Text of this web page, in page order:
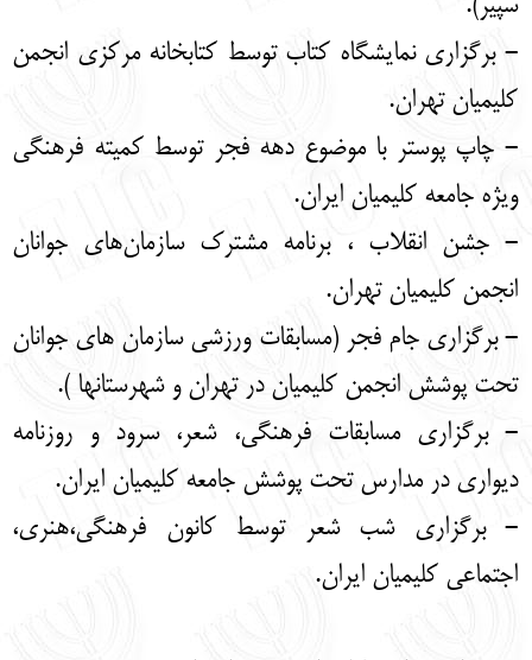
سپیر).
- برگزاری نمایشگاه کتاب توسط کتابخانه مرکزی انجمن
کلیمیان تهران.
- چاپ پوستر با موضوع دهه فجر توسط کمیته فرهنگی
ویژه جامعه کلیمیان ایران.
- جشن انقلاب ، برنامه مشترک سازمان‌های جوانان
انجمن کلیمیان تهران.
- برگزاری جام فجر (مسابقات ورزشی سازمان های جوانان
تحت پوشش انجمن کلیمیان در تهران و شهرستانها ).
- برگزاری مسابقات فرهنگی، شعر، سرود و روزنامه
دیواری در مدارس تحت پوشش جامعه کلیمیان ایران.
- برگزاری شب شعر توسط کانون فرهنگی،هنری،
اجتماعی کلیمیان ایران.